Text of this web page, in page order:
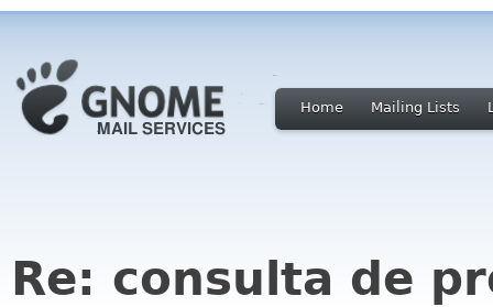
Home Mailing Lists
Re: consulta de